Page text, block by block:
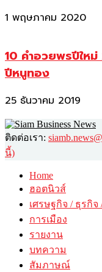
1 พฤษภาคม 2020
10 คำอวยพรปีให
ปีหนูทอง
25 ธันวาคม 2019
ติดต่อเรา:
นี้)
Home
ฮอตนิวส์
เศรษฐกิจ / ธุรกิ
การเมือง
รายงาน
บทความ
สัมภาษณ์